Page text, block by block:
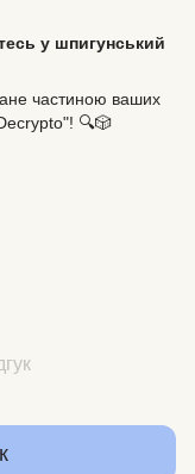
у шпигунський
частиною ваших
🔍🎲